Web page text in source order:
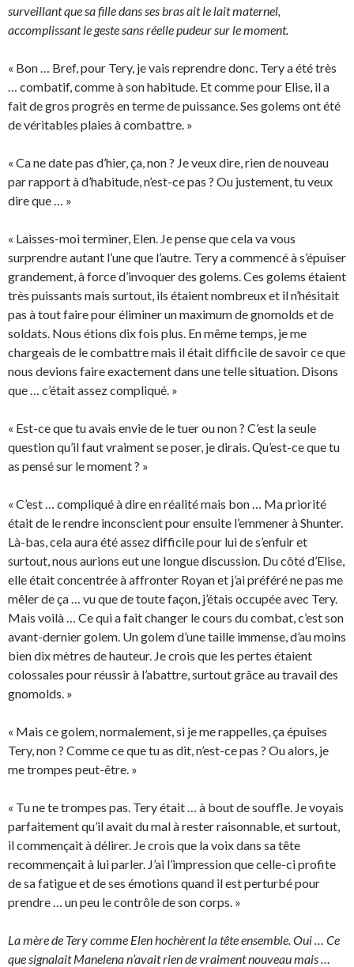
surveillant que sa fille dans ses bras ait le lait maternel,
accomplissant le geste sans réelle pudeur sur le moment.
« Bon … Bref, pour Tery, je vais reprendre donc. Tery a été très
… combatif, comme à son habitude. Et comme pour Elise, il a
fait de gros progrès en terme de puissance. Ses golems ont été
de véritables plaies à combattre. »
« Ca ne date pas d’hier, ça, non ? Je veux dire, rien de nouveau
par rapport à d’habitude, n’est-ce pas ? Ou justement, tu veux
dire que … »
« Laisses-moi terminer, Elen. Je pense que cela va vous
surprendre autant l’une que l’autre. Tery a commencé à s’épuiser
grandement, à force d’invoquer des golems. Ces golems étaient
très puissants mais surtout, ils étaient nombreux et il n’hésitait
pas à tout faire pour éliminer un maximum de gnomolds et de
soldats. Nous étions dix fois plus. En même temps, je me
chargeais de le combattre mais il était difficile de savoir ce que
nous devions faire exactement dans une telle situation. Disons
que … c’était assez compliqué. »
« Est-ce que tu avais envie de le tuer ou non ? C’est la seule
question qu’il faut vraiment se poser, je dirais. Qu’est-ce que tu
as pensé sur le moment ? »
« C’est … compliqué à dire en réalité mais bon … Ma priorité
était de le rendre inconscient pour ensuite l’emmener à Shunter.
Là-bas, cela aura été assez difficile pour lui de s’enfuir et
surtout, nous aurions eut une longue discussion. Du côté d’Elise,
elle était concentrée à affronter Royan et j’ai préféré ne pas me
mêler de ça … vu que de toute façon, j’étais occupée avec Tery.
Mais voilà … Ce qui a fait changer le cours du combat, c’est son
avant-dernier golem. Un golem d’une taille immense, d’au moins
bien dix mètres de hauteur. Je crois que les pertes étaient
colossales pour réussir à l’abattre, surtout grâce au travail des
gnomolds. »
« Mais ce golem, normalement, si je me rappelles, ça épuises
Tery, non ? Comme ce que tu as dit, n’est-ce pas ? Ou alors, je
me trompes peut-être. »
« Tu ne te trompes pas. Tery était … à bout de souffle. Je voyais
parfaitement qu’il avait du mal à rester raisonnable, et surtout,
il commençait à délirer. Je crois que la voix dans sa tête
recommençait à lui parler. J’ai l’impression que celle-ci profite
de sa fatigue et de ses émotions quand il est perturbé pour
prendre … un peu le contrôle de son corps. »
La mère de Tery comme Elen hochèrent la tête ensemble. Oui … Ce
que signalait Manelena n’avait rien de vraiment nouveau mais …